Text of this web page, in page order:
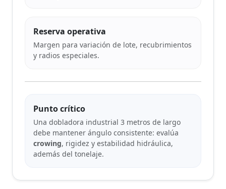
Reserva operativa
Margen para variación de lote, recubrimientos
y radios especiales.
Punto crítico
Una dobladora industrial 3 metros de largo
debe mantener ángulo consistente: evalúa
crowing, rigidez y estabilidad hidráulica,
además del tonelaje.